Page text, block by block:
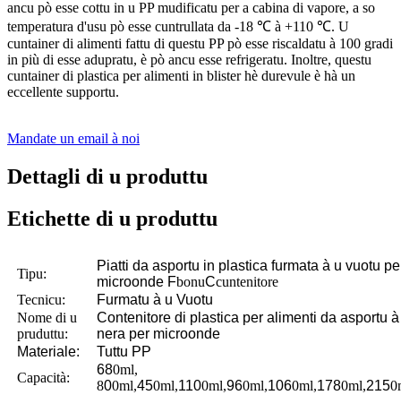
ancu pò esse cottu in u PP mudificatu per a cabina di vapore, a so
temperatura d'usu pò esse cuntrullata da -18 ℃ à +110 ℃. U
cuntainer di alimenti fattu di questu PP pò esse riscaldatu à 100 gradi
in più di esse adupratu, è pò ancu esse refrigeratu. Inoltre, questu
cuntainer di plastica per alimenti in blister hè durevule è hà un
eccellente supportu.
Mandate un email à noi
Dettagli di u produttu
Etichette di u produttu
Tipu:
Piatti da asportu in plastica furmata à u vuotu
microonde FbonuCcuntenitore
Tecnicu:
Furmatu à u Vuotu
Nome di u
pruduttu:
Contenitore di plastica per alimenti da asportu
nera per microonde
Materiale:
Tuttu PP
Capacità:
680ml,
800ml,450ml,1100ml,960ml,1060ml,1780ml,215